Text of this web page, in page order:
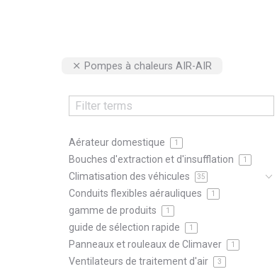
Pompes à chaleurs AIR-AIR
Aérateur domestique 1
Bouches d'extraction et d'insufflation 1
Climatisation des véhicules 35
Conduits flexibles aérauliques 1
gamme de produits 1
guide de sélection rapide 1
Panneaux et rouleaux de Climaver 1
Ventilateurs de traitement d'air 3